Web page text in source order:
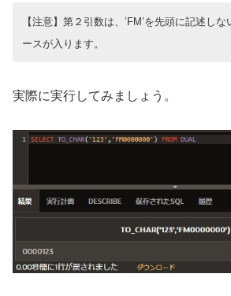
【注意】第２引数は、’FM’を先頭に記述し
ースが入ります。
実際に実行してみましょう。